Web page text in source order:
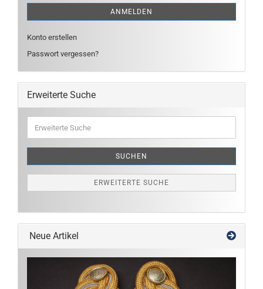
ANMELDEN
Konto erstellen
Passwort vergessen?
Erweiterte Suche
Suche
SUCHEN
ERWEITERTE SUCHE
Neue Artikel